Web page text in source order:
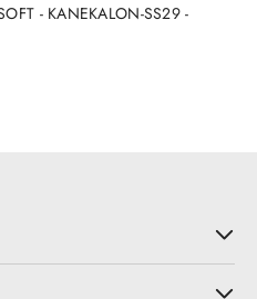
- KANEKALON-SS29 -